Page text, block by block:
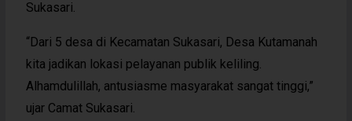
Sukasari.
“Dari 5 desa di Kecamatan Sukasari, Desa Kutamanah
kita jadikan lokasi pelayanan publik keliling.
Alhamdulillah, antusiasme masyarakat sangat tinggi,”
ujar Camat Sukasari.